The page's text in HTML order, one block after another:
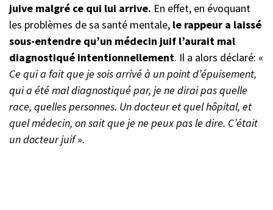
juive malgré ce qui lui arrive. En effet, en évoquant
les problèmes de sa santé mentale, le rappeur a laissé
sous-entendre qu’un médecin juif l’aurait mal
diagnostiqué intentionnellement. Il a alors déclaré: «
Ce qui a fait que je sois arrivé à un point d’épuisement,
qui a été mal diagnostiqué par, je ne dirai pas quelle
race, quelles personnes. Un docteur et quel hôpital, et
quel médecin, on sait que je ne peux pas le dire. C’était
un docteur juif».